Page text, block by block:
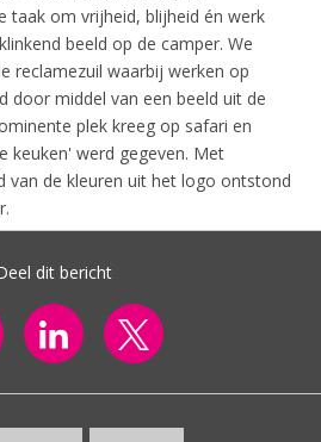
taak om vrijheid, blijheid én werk
beeld op de camper. We
reclamezuil waarbij werken op
door middel van een beeld uit de
plek kreeg op safari en
keuken' werd gegeven. Met
van de kleuren uit het logo ontstond
dit bericht